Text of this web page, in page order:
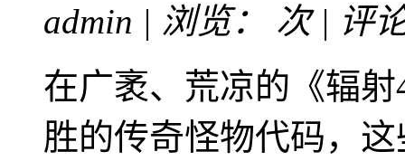
admin | 浏览：
次 | 评
在广袤、荒凉的《辐
胜的传奇怪物代码，